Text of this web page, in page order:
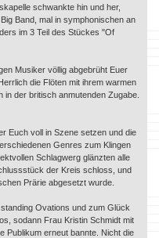
schwankte hin und her,
Band, mal in symphonischen an
im 3 Teil des Stückes "Of
Musiker völlig abgebrüht Euer
die Flöten mit ihrem warmen
der britisch anmutenden Zugabe.
Euch voll in Szene setzen und die
Genres zum Klingen
Schlagwerg glänzten alle
der Kreis schloss, und
Prärie abgesetzt wurde.
Ovations und zum Glück
sodann Frau Kristin Schmidt mit
Publikum erneut bannte. Nicht die